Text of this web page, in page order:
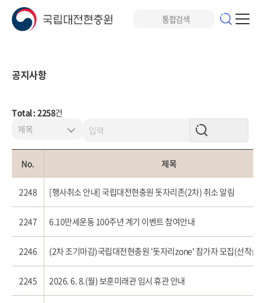
공지사항
Total : 2258건
No. 제목
2248 [행사취소 안내] 국립대전현충원 돗자리존(2차) 취소 알림
2247 6.10만세운동 100주년 계기 이벤트 참여안내
2246 (2차 조기마감)국립대전현충원 '돗자리zone' 참가자 모집(선착순)
2245 2026. 6. 8.(월) 보훈미래관 임시 휴관 안내